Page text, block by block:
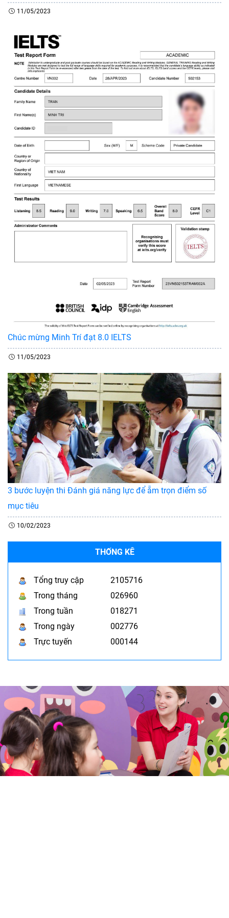
11/05/2023
Chúc mừng Minh Trí đạt 8.0 IELTS
11/05/2023
3 bước luyện thi Đánh giá năng lực để ẵm trọn điểm số
mục tiêu
10/02/2023
THỐNG KÊ
Tổng truy cập
2105716
Trong tháng
026960
Trong tuần
018271
Trong ngày
002776
Trực tuyến
000144